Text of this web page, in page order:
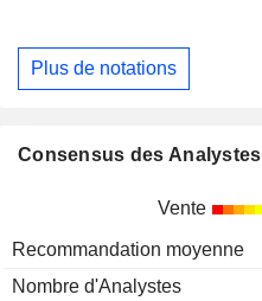
Plus de notations
Consensus des Analystes
Vente
Recommandation moyenne
Nombre d'Analystes